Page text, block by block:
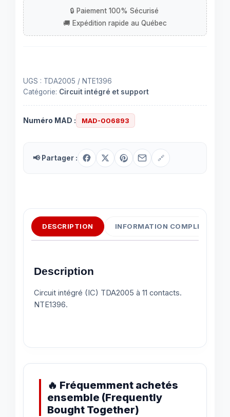
UGS : TDA2005 / NTE1396
Catégorie: Circuit intégré et support
Numéro MAD : MAD-006893
📢 Partager : 🔗
DESCRIPTION INFORMATION
Description
Circuit intégré (IC) TDA2005 à 11 contacts.
NTE1396.
🔥 Fréquemment achetés
ensemble (Frequently
Bought Together)